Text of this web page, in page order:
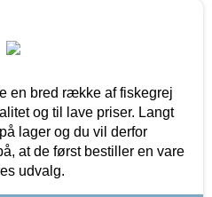
en bred række af fiskegrej
og til lave priser. Langt
lager og du vil derfor
at de først bestiller en vare
udvalg.